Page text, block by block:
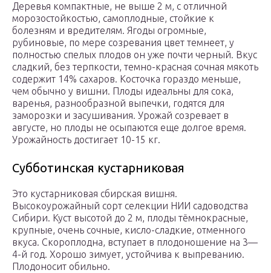
Деревья компактные, не выше 2 м, с отличной
морозостойкостью, самоплодные, стойкие к
болезням и вредителям. Ягоды огромные,
рубиновые, по мере созревания цвет темнеет, у
полностью спелых плодов он уже почти черный. Вкус
сладкий, без терпкости, темно-красная сочная мякоть
содержит 14% сахаров. Косточка гораздо меньше,
чем обычно у вишни. Плоды идеальны для сока,
варенья, разнообразной выпечки, годятся для
заморозки и засушивания. Урожай созревает в
августе, но плоды не осыпаются еще долгое время.
Урожайность достигает 10-15 кг.
Субботинская кустарниковая
Это кустарниковая сбирская вишня.
Высокоурожайный сорт селекции НИИ садоводства
Сибири. Куст высотой до 2 м, плоды тёмнокрасные,
крупные, очень сочные, кисло-сладкие, отменного
вкуса. Скороплодна, вступает в плодоношение на 3—
4-й год. Хорошо зимует, устойчива к выпреванию.
Плодоносит обильно.